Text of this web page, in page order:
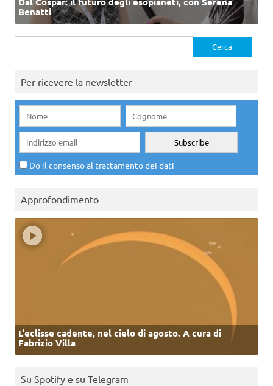
Benatti
per:
Per ricevere la newsletter
Do il consenso al trattamento dei dati
Approfondimento
L’eclisse cadente, nel cielo di agosto. A cura di
Fabrizio Villa
Su Spotify e su Telegram